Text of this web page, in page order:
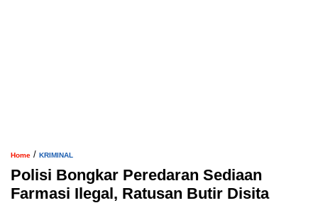
Home / KRIMINAL
Polisi Bongkar Peredaran Sediaan
Farmasi Ilegal, Ratusan Butir Disita